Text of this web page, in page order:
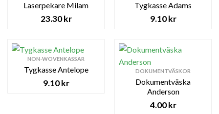
Laserpekare Milam
23.30kr
Tygkasse Adams
9.10kr
NON-WOVENKASSAR
Tygkasse Antelope
9.10kr
DOKUMENTVÄSKOR
Dokumentväska
Anderson
4.00kr